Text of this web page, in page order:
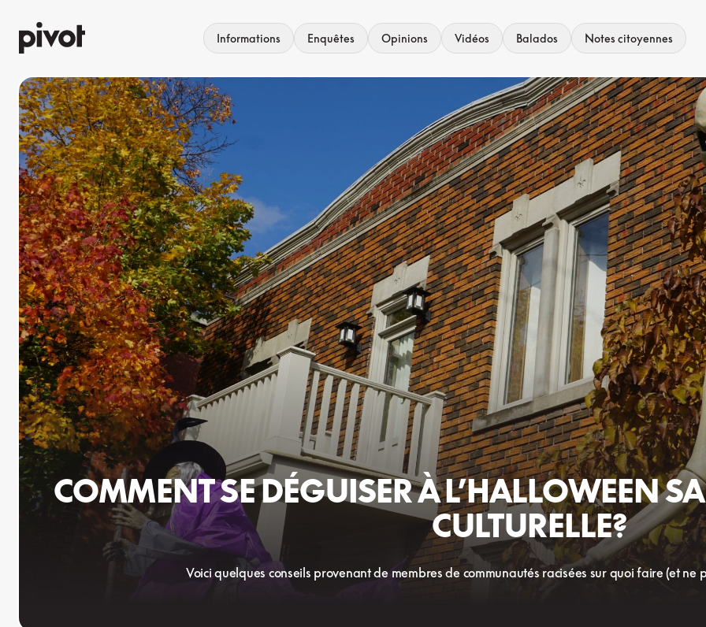
au
contenu
Informations Enquêtes Opinions Vidéos Balados Notes citoyennes
COMMENT SE DÉGUISER À L’HALLOWEEN
CULTURELLE?
Voici quelques conseils provenant de membres de communautés racisées sur quoi faire (et ne